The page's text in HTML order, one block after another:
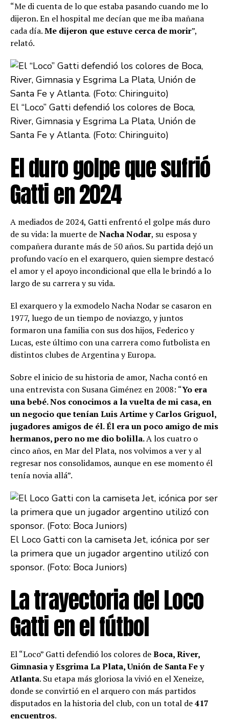
“Me di cuenta de lo que estaba pasando cuando me lo
dijeron. En el hospital me decían que me iba mañana
cada día.Me dijeron que estuve cerca de morir”,
relató.
El “Loco” Gatti defendió los colores de Boca,
River, Gimnasia y Esgrima La Plata, Unión de
Santa Fe y Atlanta. (Foto: Chiringuito)
El duro golpe que sufrió
Gatti en 2024
A mediados de 2024, Gatti enfrentó el golpe más duro
de su vida: la muerte deNacha Nodar, su esposa y
compañera durante más de 50 años. Su partida dejó un
profundo vacío en el exarquero, quien siempre destacó
el amor y el apoyo incondicional que ella le brindó a lo
largo de su carrera y su vida.
El exarquero y la exmodelo Nacha Nodar se casaron en
1977, luego de un tiempo de noviazgo, y juntos
formaron una familia con sus dos hijos, Federico y
Lucas, este último con una carrera como futbolista en
distintos clubes de Argentina y Europa.
Sobre el inicio de su historia de amor, Nacha contó en
una entrevista con Susana Giménez en 2008: “Yo era
una bebé. Nos conocimos a la vuelta de mi casa, en
un negocio que tenían Luis Artime y Carlos Griguol,
jugadores amigos de él. Él era un poco amigo de mis
hermanos, pero no me dio bolilla.A los cuatro o
cinco años, en Mar del Plata, nos volvimos a ver y al
regresar nos consolidamos, aunque en ese momento él
tenía novia allá”.
El Loco Gatti con la camiseta Jet, icónica por ser
la primera que un jugador argentino utilizó con
sponsor. (Foto: Boca Juniors)
La trayectoria del Loco
Gatti en el fútbol
El “Loco” Gatti defendió los colores deBoca, River,
Gimnasia y Esgrima La Plata, Unión de Santa Fe y
Atlanta. Su etapa más gloriosa la vivió en el Xeneize,
donde se convirtió en el arquero con más partidos
disputados en la historia del club, con un total de417
encuentros.